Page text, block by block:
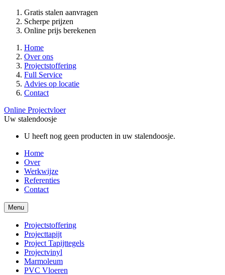
Gratis stalen aanvragen
Scherpe prijzen
Online prijs berekenen
Home
Over ons
Projectstoffering
Full Service
Advies op locatie
Contact
Online Projectvloer
Uw stalendoosje
U heeft nog geen producten in uw stalendoosje.
Home
Over
Werkwijze
Referenties
Contact
Menu
Projectstoffering
Projecttapijt
Project Tapijttegels
Projectvinyl
Marmoleum
PVC Vloeren